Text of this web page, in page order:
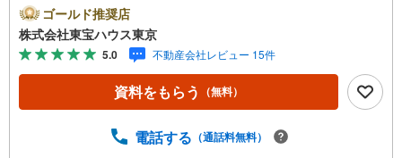
ayボーナスライトがもらえる「Yahoo！ 不動産 物件ご成約
キャンペーン」の対象になります。「資料をもらう」「見
学予約をする」ボタンからお問い合わせください。※必ずY
ahoo！ JAPAN IDでログインしてください。※PayPayボー
ナスライトは出金と譲渡はできません。ご案内・詳細な資
料のご請求はお気軽にどうぞ♪お電話でのお問い合わせも
ゴールド推奨店
株式会社東宝ハウス東京
5.0 不動産会社レビュー 15件
資料をもらう （無料）
電話する （通話料無料）